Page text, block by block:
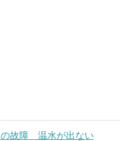
の故障 温水が出ない